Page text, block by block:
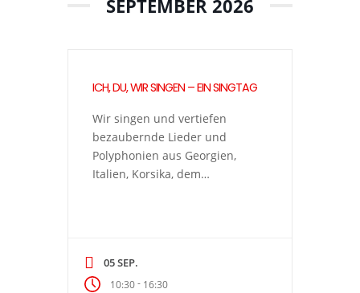
SEPTEMBER 2026
ICH, DU, WIR SINGEN – EIN SINGTAG
Wir singen und vertiefen
bezaubernde Lieder und
Polyphonien aus Georgien,
Italien, Korsika, dem
Improvisationen im Moment
entstehen. Wir singen a
05 SEP.
10:30- 16:30